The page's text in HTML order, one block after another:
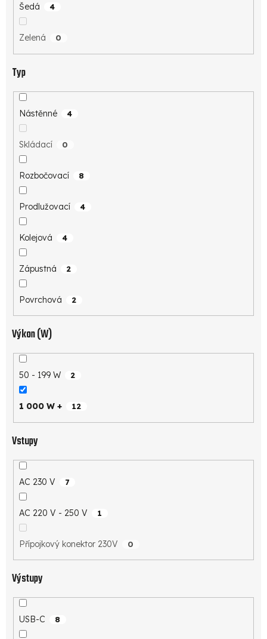
Šedá 4
Zelená 0
Typ
Nástěnné 4
Skládací 0
Rozbočovací 8
Prodlužovací 4
Kolejová 4
Zápustná 2
Povrchová 2
Výkon (W)
50 - 199 W 2
1 000 W + 12
Vstupy
AC 230 V 7
AC 220 V - 250 V 1
Přípojkový konektor 230V 0
Výstupy
USB-C 8